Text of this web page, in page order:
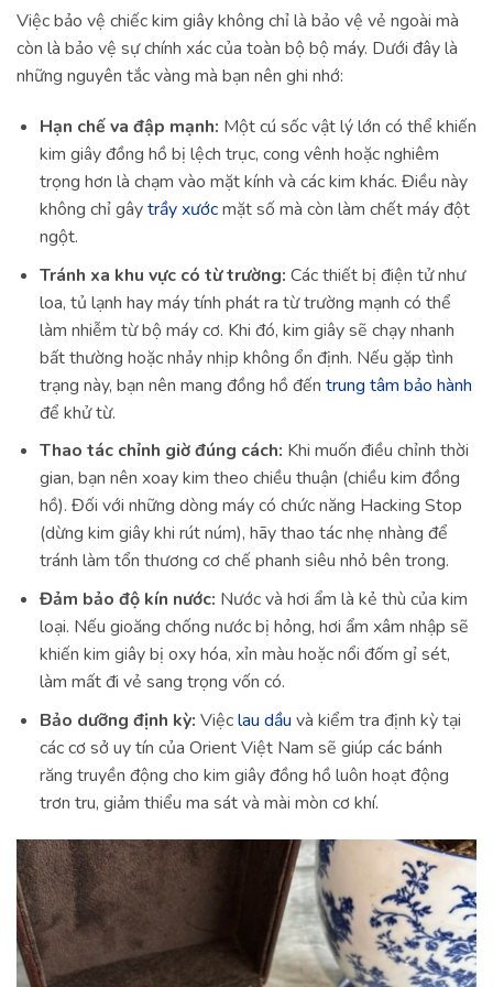
Việc bảo vệ chiếc kim giây không chỉ là bảo vệ vẻ ngoài mà
còn là bảo vệ sự chính xác của toàn bộ bộ máy. Dưới đây là
những nguyên tắc vàng mà bạn nên ghi nhớ:
Hạn chế va đập mạnh: Một cú sốc vật lý lớn có thể khiến
kim giây đồng hồ bị lệch trục, cong vênh hoặc nghiêm
trọng hơn là chạm vào mặt kính và các kim khác. Điều này
không chỉ gâytrầy xướcmặt số mà còn làm chết máy đột
ngột.
Tránh xa khu vực có từ trường: Các thiết bị điện tử như
loa, tủ lạnh hay máy tính phát ra từ trường mạnh có thể
làm nhiễm từ bộ máy cơ. Khi đó, kim giây sẽ chạy nhanh
bất thường hoặc nhảy nhịp không ổn định. Nếu gặp tình
trạng này, bạn nên mang đồng hồ đến trung tâm bảo hành
để khử từ.
Thao tác chỉnh giờ đúng cách: Khi muốn điều chỉnh thời
gian, bạn nên xoay kim theo chiều thuận (chiều kim đồng
hồ). Đối với những dòng máy có chức năng Hacking Stop
(dừng kim giây khi rút núm), hãy thao tác nhẹ nhàng để
tránh làm tổn thương cơ chế phanh siêu nhỏ bên trong.
Đảm bảo độ kín nước: Nước và hơi ẩm là kẻ thù của kim
loại. Nếu gioăng chống nước bị hỏng, hơi ẩm xâm nhập sẽ
khiến kim giây bị oxy hóa, xỉn màu hoặc nổi đốm gỉ sét,
làm mất đi vẻ sang trọng vốn có.
Bảo dưỡng định kỳ: Việclau dầu và kiểm tra định kỳ tại
các cơ sở uy tín của Orient Việt Nam sẽ giúp các bánh
răng truyền động cho kim giây đồng hồ luôn hoạt động
trơn tru, giảm thiểu ma sát và mài mòn cơ khí.